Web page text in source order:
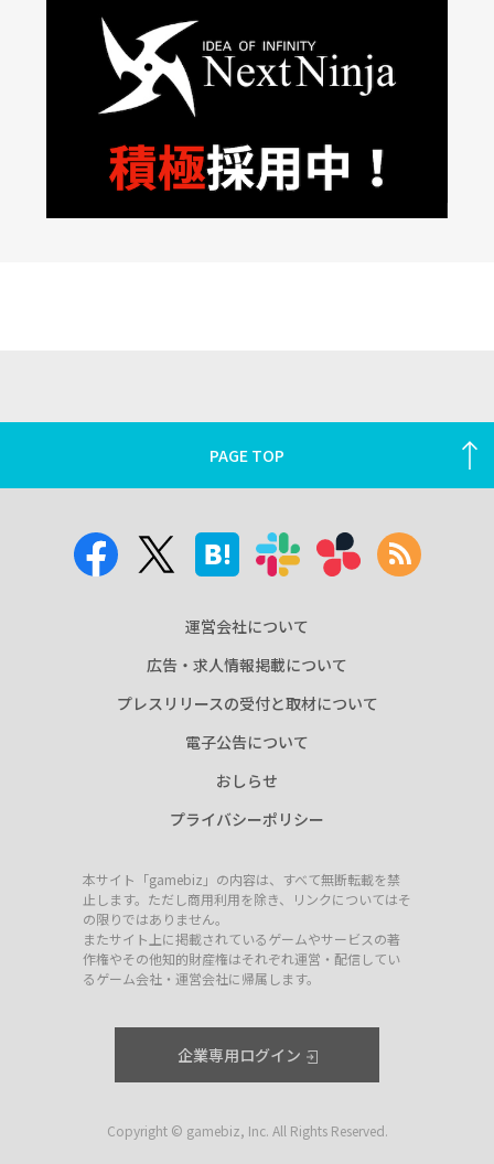
PAGE TOP
運営会社について
広告・求人情報掲載について
プレスリリースの受付と取材について
電子公告について
おしらせ
プライバシーポリシー
本サイト「gamebiz」の内容は、すべて無断転載を禁
止します。ただし商用利用を除き、リンクについてはそ
の限りではありません。
またサイト上に掲載されているゲームやサービスの著
作権やその他知的財産権はそれぞれ運営・配信してい
るゲーム会社・運営会社に帰属します。
企業専用ログイン
Copyright © gamebiz, Inc. All Rights Reserved.